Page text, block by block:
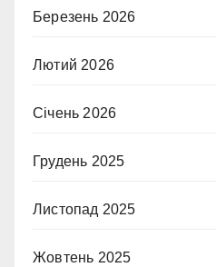
Березень 2026
Лютий 2026
Січень 2026
Грудень 2025
Листопад 2025
Жовтень 2025